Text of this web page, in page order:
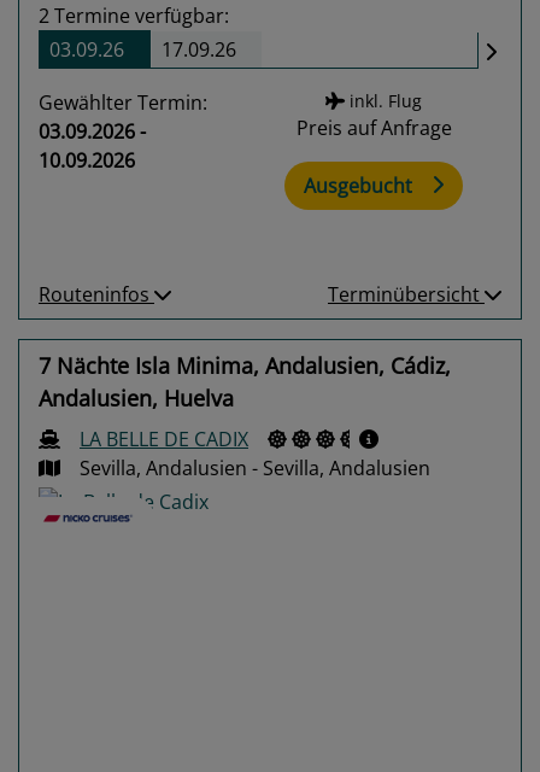
2Termine verfügbar:
03.09.26
17.09.26
Gewählter Termin:
03.09.2026 -
10.09.2026
inkl. Flug
Preis auf Anfrage
Ausgebucht
Routeninfos Terminübersicht
7 Nächte Isla Minima, Andalusien, Cádiz,
Andalusien, Huelva
LA BELLE DE CADIX
Sevilla, Andalusien - Sevilla, Andalusien